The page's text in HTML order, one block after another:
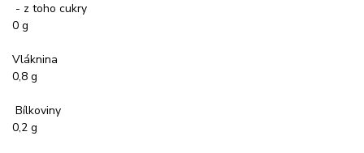
- z toho cukry
0 g
Vláknina
0,8 g
Bílkoviny
0,2 g